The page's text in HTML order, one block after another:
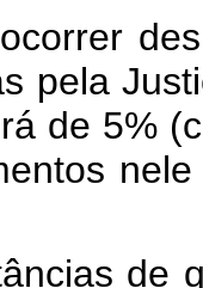
pela
de 5%
de